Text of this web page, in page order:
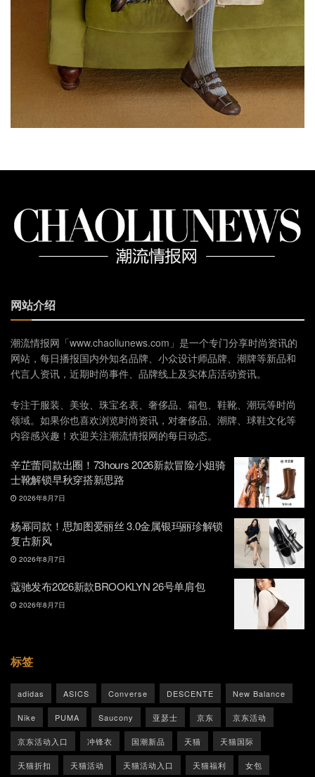
网站介绍
潮流情报网「www.chaoliunews.com」是一个专门分享时尚资讯的
网站，每日播报国内外知名品牌、小众设计师品牌、潮牌等新品和
代言人资讯，近期时尚事件、品牌线上及实体店活动资讯。
专注于服装、美妆、珠宝名表、奢侈品、箱包、鞋靴、潮玩等时尚
领域。如果你也喜欢浏览时尚资讯，对奢侈品、潮牌、球鞋文化等
内容感兴趣！欢迎关注潮流情报网的每日动态。
辛芷蕾同款出圈！73hours 2026新款冒险小姐骑
士靴解锁早秋穿搭新思路
2026年8月7日
杨幂同款！思加图爱丽丝 3.0金属银玛丽珍解锁
复古新风
2026年8月7日
蔻驰发布2026新款BROOKLYN 26号单肩包
2026年8月7日
标签
adidas ASICS Converse DESCENTE New Balance
Nike PUMA Saucony 亚瑟士 京东 京东活动
京东活动入口 冲锋衣 国潮新品 天猫 天猫国际
天猫折扣 天猫活动 天猫活动入口 天猫福利 女包